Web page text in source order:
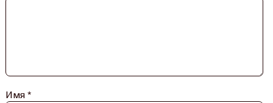
Имя *